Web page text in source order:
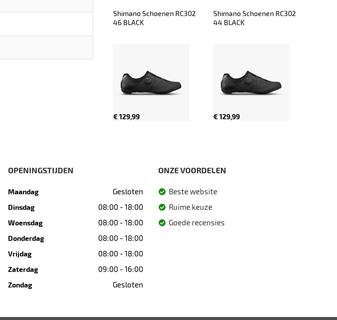
Shimano Schoenen RC302
46 BLACK
€ 129,99
Shimano Schoenen RC302
44 BLACK
€ 129,99
OPENINGSTIJDEN
Maandag Gesloten
Dinsdag 08:00 - 18:00
Woensdag 08:00 - 18:00
Donderdag 08:00 - 18:00
Vrijdag 08:00 - 18:00
Zaterdag 09:00 - 16:00
Zondag Gesloten
ONZE VOORDELEN
Beste website
Ruime keuze
Goede recensies